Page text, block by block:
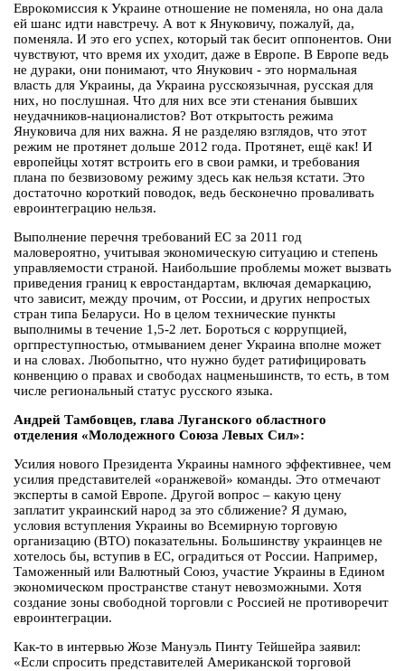
Еврокомиссия к Украине отношение не поменяла, но она дала
ей шанс идти навстречу. А вот к Януковичу, пожалуй, да,
поменяла. И это его успех, который так бесит оппонентов. Они
чувствуют, что время их уходит, даже в Европе. В Европе ведь
не дураки, они понимают, что Янукович - это нормальная
власть для Украины, да Украина русскоязычная, русская для
них, но послушная. Что для них все эти стенания бывших
неудачников-националистов? Вот открытость режима
Януковича для них важна. Я не разделяю взглядов, что этот
режим не протянет дольше 2012 года. Протянет, ещё как! И
европейцы хотят встроить его в свои рамки, и требования
плана по безвизовому режиму здесь как нельзя кстати. Это
достаточно короткий поводок, ведь бесконечно проваливать
евроинтеграцию нельзя.
Выполнение перечня требований ЕС за 2011 год
маловероятно, учитывая экономическую ситуацию и степень
управляемости страной. Наибольшие проблемы может вызвать
приведения границ к евростандартам, включая демаркацию,
что зависит, между прочим, от России, и других непростых
стран типа Беларуси. Но в целом технические пункты
выполнимы в течение 1,5-2 лет. Бороться с коррупцией,
оргпреступностью, отмыванием денег Украина вполне может
и на словах. Любопытно, что нужно будет ратифицировать
конвенцию о правах и свободах нацменьшинств, то есть, в том
числе региональный статус русского языка.
Андрей Тамбовцев, глава Луганского областного
отделения «Молодежного Союза Левых Сил»:
Усилия нового Президента Украины намного эффективнее, чем
усилия представителей «оранжевой» команды. Это отмечают
эксперты в самой Европе. Другой вопрос – какую цену
заплатит украинский народ за это сближение? Я думаю,
условия вступления Украины во Всемирную торговую
организацию (ВТО) показательны. Большинству украинцев не
хотелось бы, вступив в ЕС, оградиться от России. Например,
Таможенный или Валютный Союз, участие Украины в Едином
экономическом пространстве станут невозможными. Хотя
создание зоны свободной торговли с Россией не противоречит
евроинтеграции.
Как-то в интервью Жозе Мануэль Пинту Тейшейра заявил:
«Если спросить представителей Американской торговой